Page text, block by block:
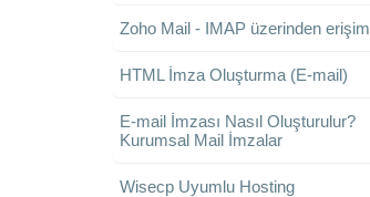
Zoho Mail - IMAP üzerinden erişim
HTML İmza Oluşturma (E-mail)
E-mail İmzası Nasıl Oluşturulur?
Kurumsal Mail İmzalar
Wisecp Uyumlu Hosting